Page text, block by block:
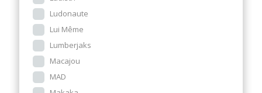
Ludonaute
Lui Même
Lumberjaks
Macajou
MAD